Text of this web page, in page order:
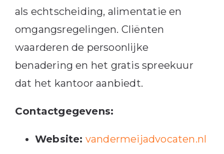
als echtscheiding, alimentatie en
omgangsregelingen. Cliënten
waarderen de persoonlijke
benadering en het gratis spreekuur
dat het kantoor aanbiedt.
Contactgegevens:
Website: vandermeijadvocaten.nl